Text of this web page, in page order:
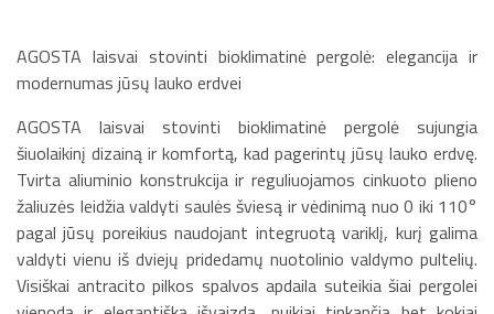
AGOSTA laisvai stovinti bioklimatinė pergolė: elegancija ir
modernumas jūsų lauko erdvei
AGOSTA laisvai stovinti bioklimatinė pergolė sujungia
šiuolaikinį dizainą ir komfortą, kad pagerintų jūsų lauko erdvę.
Tvirta aliuminio konstrukcija ir reguliuojamos cinkuoto plieno
žaliuzės leidžia valdyti saulės šviesą ir vėdinimą nuo 0 iki 110°
pagal jūsų poreikius naudojant integruotą variklį, kurį galima
valdyti vienu iš dviejų pridedamų nuotolinio valdymo pultelių.
Visiškai antracito pilkos spalvos apdaila suteikia šiai pergolei